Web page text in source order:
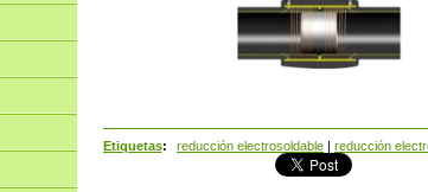
Etiquetas: reducción electrosoldable | reducción